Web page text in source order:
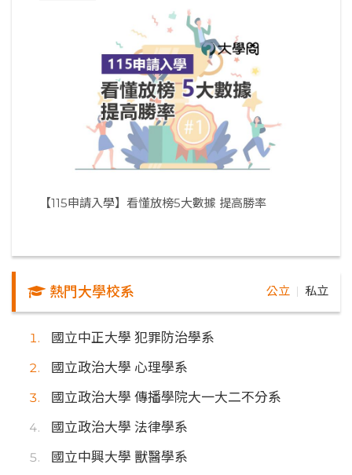
【115申請入學】看懂放榜5大數據 提高勝率
熱門大學校系 公立 私立
國立中正大學 犯罪防治學系
國立政治大學 心理學系
國立政治大學 傳播學院大一大二不分系
國立政治大學 法律學系
國立中興大學 獸醫學系